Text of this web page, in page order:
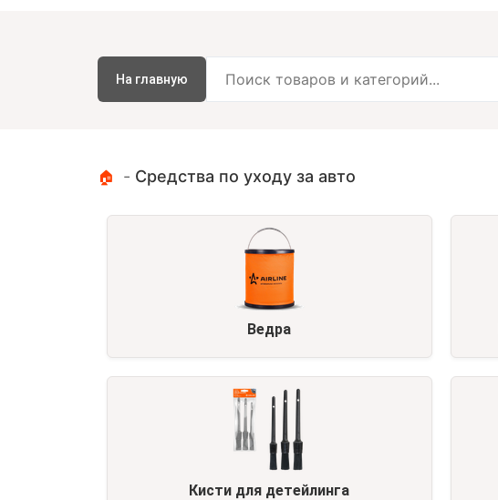
На главную
🏠 - Средства по уходу за авто
Ведра
Кисти для детейлинга